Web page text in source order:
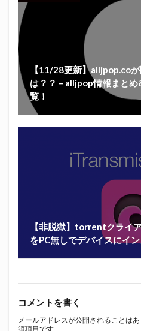
【11/28更新】alljpop.co
は？？ – alljpop情報まと
覧！
【非脱獄】torrentクライ
をPC無しでデバイスにイ
コメントを書く
メールアドレスが公開されることはあ
須項目です